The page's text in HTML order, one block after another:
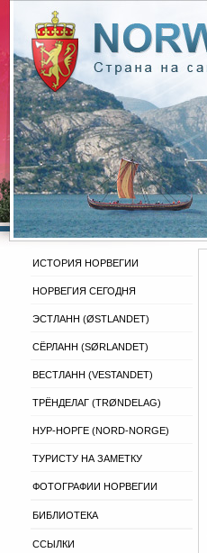
ИСТОРИЯ НОРВЕГИИ
НОРВЕГИЯ СЕГОДНЯ
ЭСТЛАНН (ØSTLANDET)
СЁРЛАНН (SØRLANDET)
ВЕСТЛАНН (VESTANDET)
ТРЁНДЕЛАГ (TRØNDELAG)
НУР-НОРГЕ (NORD-NORGE)
ТУРИСТУ НА ЗАМЕТКУ
ФОТОГРАФИИ НОРВЕГИИ
БИБЛИОТЕКА
ССЫЛКИ